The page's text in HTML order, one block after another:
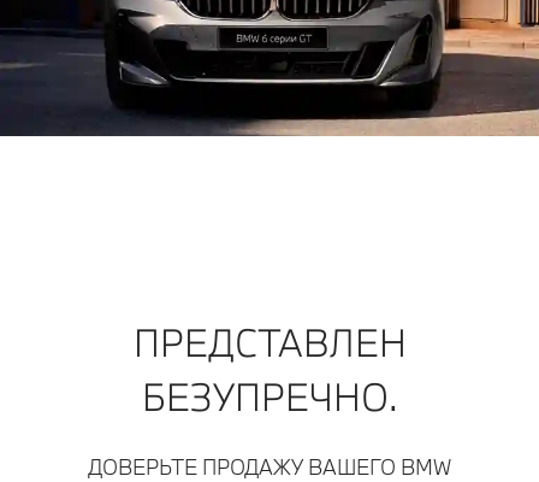
ПРЕДСТАВЛЕН
БЕЗУПРЕЧНО.
ДОВЕРЬТЕ ПРОДАЖУ ВАШЕГО BMW